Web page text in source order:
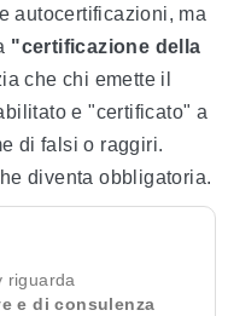
autocertificazioni, ma
"certificazione della
che chi emette il
e "certificato" a
di falsi o raggiri.
diventa obbligatoria.
riguarda
e di consulenza